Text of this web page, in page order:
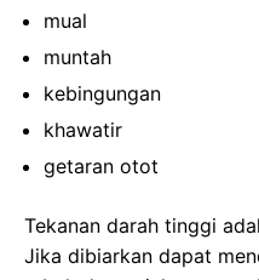
mual
muntah
kebingungan
khawatir
getaran otot
Tekanan darah tinggi
Jika dibiarkan dapat